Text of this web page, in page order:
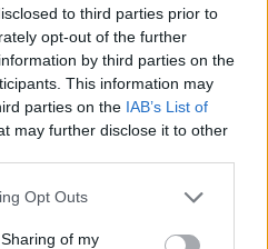
to third parties prior to
opt-out of the further
by third parties on the
This information may
parties on the IAB’s List of
may further disclose it to other
Opt Outs
of my